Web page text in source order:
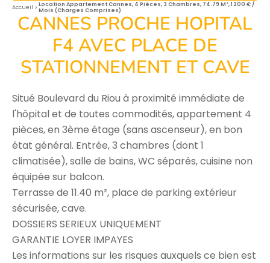
Accueil
Location Appartement Cannes, 4 Pièces, 3 Chambres, 74.79 M², 1 200 € /
Mois (Charges Comprises)
CANNES PROCHE HOPITAL
F4 AVEC PLACE DE
STATIONNEMENT ET CAVE
Situé Boulevard du Riou à proximité immédiate de
l'hôpital et de toutes commodités, appartement 4
pièces, en 3ème étage (sans ascenseur), en bon
état général. Entrée, 3 chambres (dont 1
climatisée), salle de bains, WC séparés, cuisine non
équipée sur balcon.
Terrasse de 11.40 m², place de parking extérieur
sécurisée, cave.
DOSSIERS SERIEUX UNIQUEMENT
GARANTIE LOYER IMPAYES
Les informations sur les risques auxquels ce bien est